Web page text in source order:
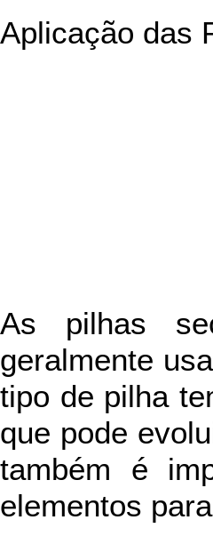
Aplicação das
As pilhas
geralmente
tipo de pilha
que pode
também é
elementos